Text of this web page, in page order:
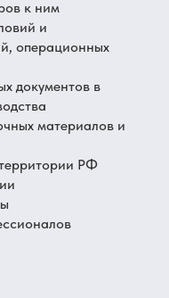
к ним
и
операционных
документов в
материалов и
РФ